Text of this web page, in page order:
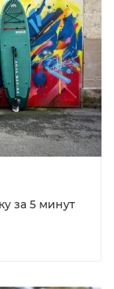
за 5 минут